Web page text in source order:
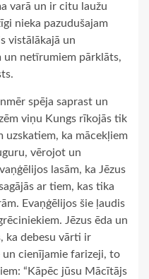
varā un ir citu laužu
nieka pazudušajam
vistālākajā un
un netīrumiem pārklāts,
spēja saprast un
viņu Kungs rīkojās tik
ka mācekļiem
vērojot un
lasām, ka Jēzus
ar tiem, kas tika
Evaņģēlijos šie ļaudis
Jēzus ēda un
ka debesu vārti ir
cienījamie farizeji, to
“Kāpēc jūsu Mācītājs